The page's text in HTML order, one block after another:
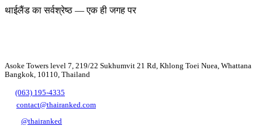
थाईलैंड का सर्वश्रेष्ठ — एक ही जगह पर
Asoke Towers level 7, 219/22 Sukhumvit 21 Rd, Khlong Toei Nuea, Whattana
Bangkok, 10110, Thailand
(063) 195-4335
contact@thairanked.com
@thairanked